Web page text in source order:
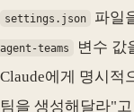
settings.json 파일
agent-teams 변수 값
Claude에게 명시적
팀을 생성해달라"